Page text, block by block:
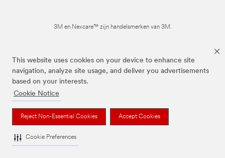
This website uses cookies on your device to enhance site
navigation, analyze site usage, and deliver you advertisements
based on your interests.
Cookie Notice
Reject Non-Essential Cookies Accept Cookies
Cookie Preferences
3M en Nexcare™ zijn handelsmerken van 3M.